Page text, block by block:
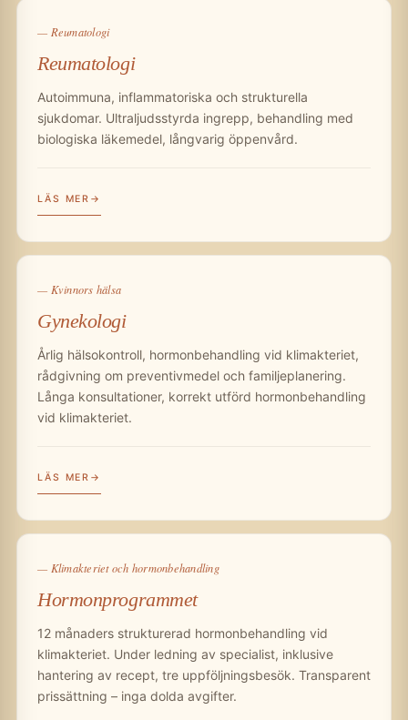
— Reumatologi
Reumatologi
Autoimmuna, inflammatoriska och strukturella
sjukdomar. Ultraljudsstyrda ingrepp, behandling med
biologiska läkemedel, långvarig öppenvård.
LÄS MER
— Kvinnors hälsa
Gynekologi
Årlig hälsokontroll, hormonbehandling vid klimakteriet,
rådgivning om preventivmedel och familjeplanering.
Långa konsultationer, korrekt utförd hormonbehandling
vid klimakteriet.
LÄS MER
— Klimakteriet och hormonbehandling
Hormonprogrammet
12 månaders strukturerad hormonbehandling vid
klimakteriet. Under ledning av specialist, inklusive
hantering av recept, tre uppföljningsbesök. Transparent
prissättning – inga dolda avgifter.